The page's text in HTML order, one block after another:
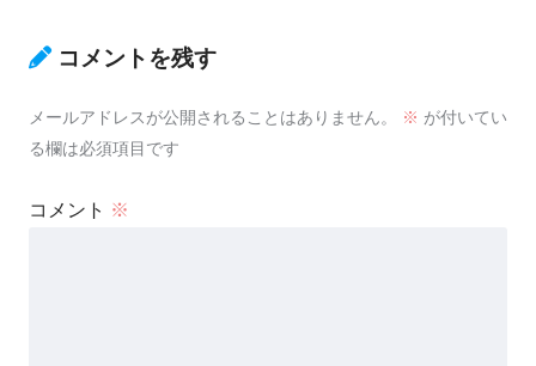
コメントを残す
メールアドレスが公開されることはありません。 ※ が付いてい
る欄は必須項目です
コメント ※